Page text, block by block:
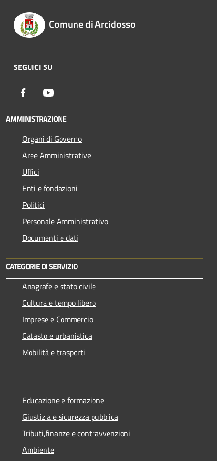
Comune di Arcidosso
SEGUICI SU
Facebook
AMMINISTRAZIONE
Organi di Governo
Aree Amministrative
Uffici
Enti e fondazioni
Politici
Personale Amministrativo
Documenti e dati
CATEGORIE DI SERVIZIO
Anagrafe e stato civile
Cultura e tempo libero
Imprese e Commercio
Catasto e urbanistica
Mobilità e trasporti
Educazione e formazione
Giustizia e sicurezza pubblica
Tributi,finanze e contravvenzioni
Ambiente